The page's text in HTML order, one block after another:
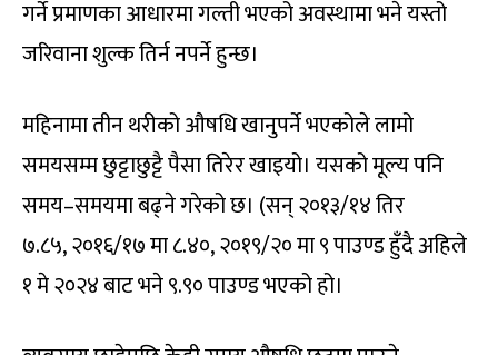
गर्ने प्रमाणका आधारमा गल्ती भएको अवस्थामा भने यस्तो
जरिवाना शुल्क तिर्न नपर्ने हुन्छ।
महिनामा तीन थरीको औषधि खानुपर्ने भएकोले लामो
समयसम्म छुट्टाछुट्टै पैसा तिरेर खाइयो। यसको मूल्य पनि
समय–समयमा बढ्ने गरेको छ। (सन् २०१३/१४ तिर
७.८५, २०१६/१७ मा ८.४०, २०१९/२० मा ९ पाउण्ड हुँदै अहिले
१ मे २०२४ बाट भने ९.९० पाउण्ड भएको हो।